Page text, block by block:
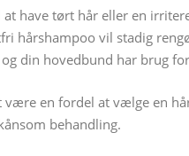
at have tørt hår eller en
hårshampoo vil stadig
din hovedbund har brug
være en fordel at vælge en
behandling.